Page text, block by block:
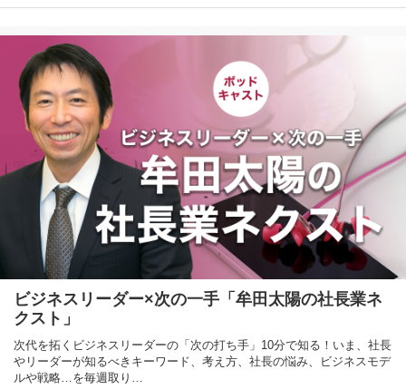
ビジネスリーダー×次の一手「牟田太陽の社長業ネ
クスト」
次代を拓くビジネスリーダーの「次の打ち手」10分で知る！いま、社長
やリーダーが知るべきキーワード、考え方、社長の悩み、ビジネスモデ
ルや戦略…を毎週取り…